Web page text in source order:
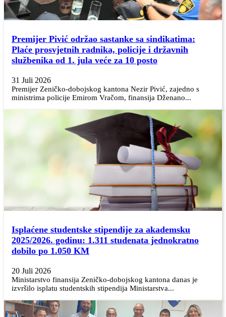
Premijer Pivić održao sastanke sa sindikatima:
Plaće prosvjetnih radnika, policije i državnih
službenika od 1. jula veće za 10 posto
31 Juli 2026
Premijer Zeničko-dobojskog kantona Nezir Pivić, zajedno s
ministrima policije Emirom Vračom, finansija Dženano...
Isplaćene studentske stipendije za akademsku
2025/2026. godinu: 1.311 studenata jednokratno
dobilo po 1.050 KM
20 Juli 2026
Ministarstvo finansija Zeničko-dobojskog kantona danas je
izvršilo isplatu studentskih stipendija Ministarstva...